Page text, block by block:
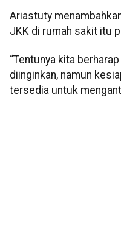
Ariastuty
JKK di rumah sakit itu
“Tentunya kita
diinginkan, namun
tersedia untuk